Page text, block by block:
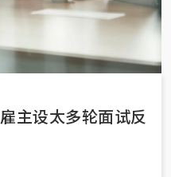
主设太多轮面试反